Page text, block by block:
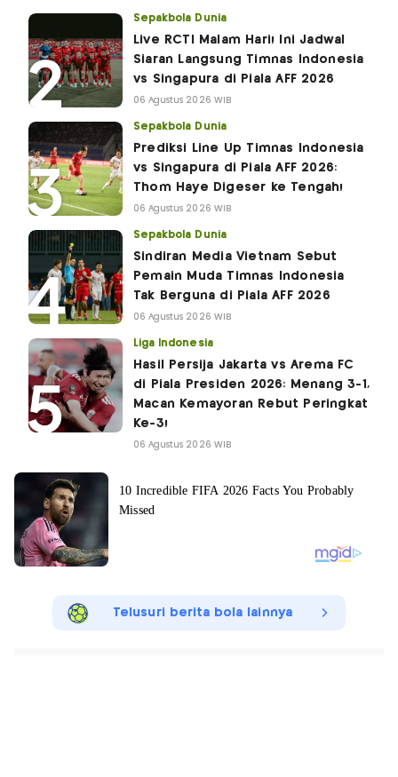
Sepakbola Dunia
Live RCTI Malam Hari! Ini Jadwal
Siaran Langsung Timnas Indonesia
vs Singapura di Piala AFF 2026
06 Agustus 2026 WIB
Sepakbola Dunia
Prediksi Line Up Timnas Indonesia
vs Singapura di Piala AFF 2026:
Thom Haye Digeser ke Tengah!
06 Agustus 2026 WIB
Sepakbola Dunia
Sindiran Media Vietnam Sebut
Pemain Muda Timnas Indonesia
Tak Berguna di Piala AFF 2026
06 Agustus 2026 WIB
Liga Indonesia
Hasil Persija Jakarta vs Arema FC
di Piala Presiden 2026: Menang 3-1,
Macan Kemayoran Rebut Peringkat
Ke-3!
06 Agustus 2026 WIB
Telusuri berita bola lainnya